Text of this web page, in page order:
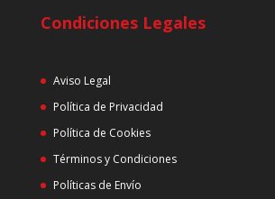
Condiciones Legales
Aviso Legal
Política de Privacidad
Política de Cookies
Términos y Condiciones
Políticas de Envío